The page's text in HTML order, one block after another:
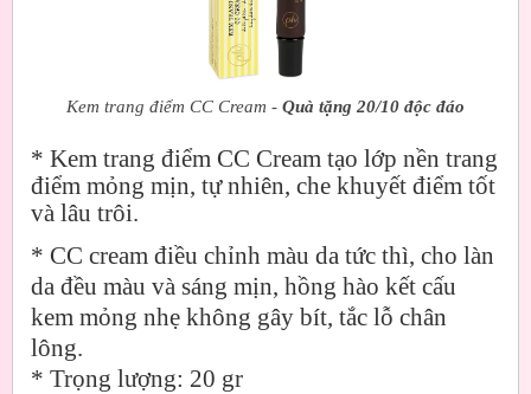
Kem trang điểm CC Cream - Quà tặng 20/10 độc đáo
* Kem trang điểm CC Cream tạo lớp nền trang
điểm mỏng mịn, tự nhiên, che khuyết điểm tốt
và lâu trôi.
* CC cream điều chỉnh màu da tức thì, cho làn
da đều màu và sáng mịn, hồng hào kết cấu
kem mỏng nhẹ không gây bít, tắc lỗ chân
lông.
* Trọng lượng: 20 gr